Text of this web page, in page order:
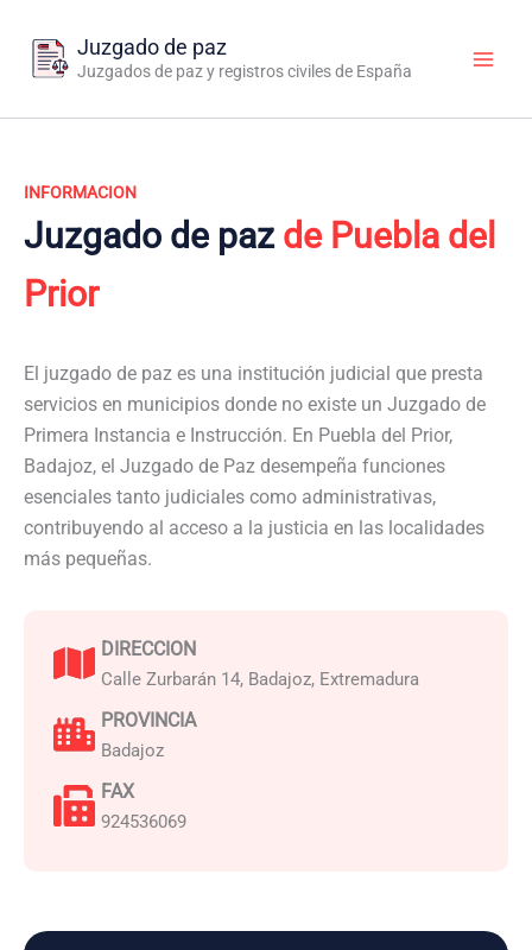
contenido
Juzgado de paz
Juzgados de paz y registros civiles de España
INFORMACION
Juzgado de paz de Puebla del
Prior
El juzgado de paz es una institución judicial que presta
servicios en municipios donde no existe un Juzgado de
Primera Instancia e Instrucción. En Puebla del Prior,
Badajoz, el Juzgado de Paz desempeña funciones
esenciales tanto judiciales como administrativas,
contribuyendo al acceso a la justicia en las localidades
más pequeñas.
DIRECCION
Calle Zurbarán 14, Badajoz, Extremadura
PROVINCIA
Badajoz
FAX
924536069